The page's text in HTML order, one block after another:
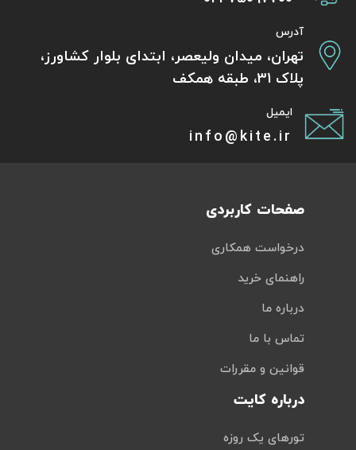
آدرس
تهران، میدان ولیعصر، ابتدای بلوار کشاورز،
پلاک 31، طبقه همکف
ایمیل
info@kite.ir
صفحات کاربردی
درخواست همکاری
راهنمای خرید
درباره ما
تماس با ما
قوانین و مقررات
درباره کایت
تورهای یک روزه